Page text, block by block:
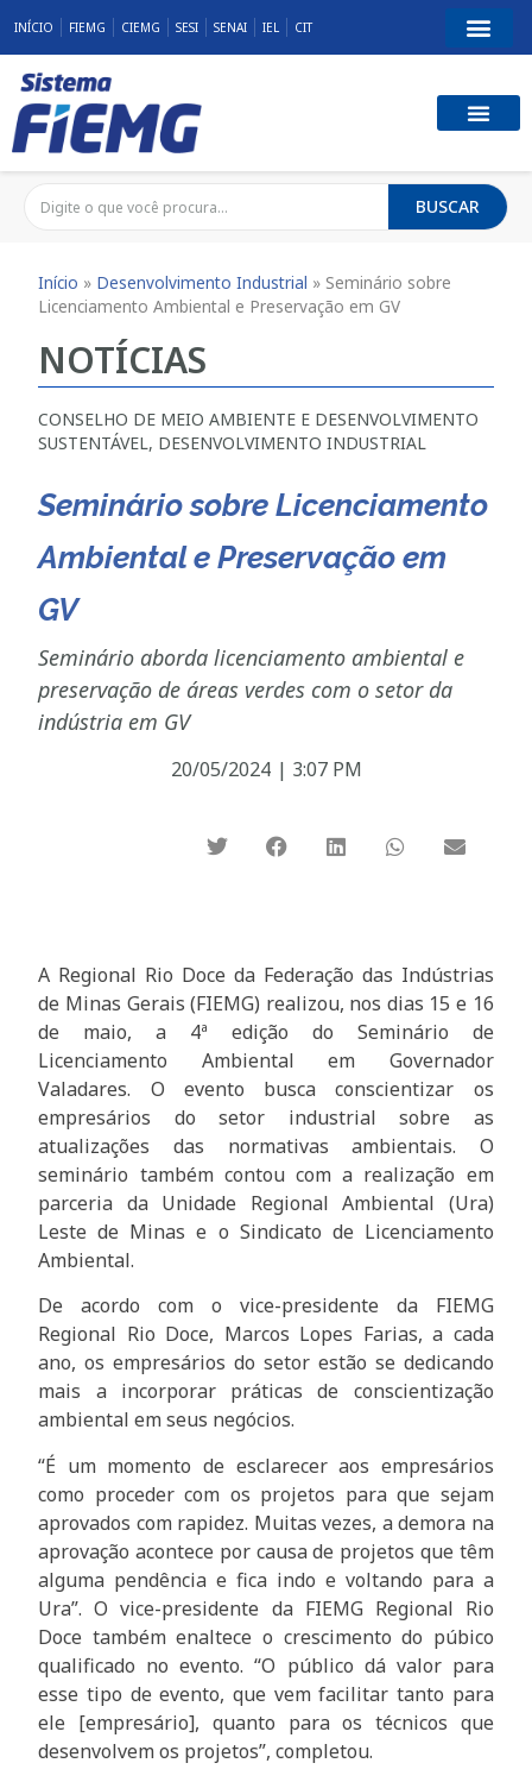
INÍCIO FIEMG CIEMG SESI SENAI IEL CIT
BUSCAR
Início » Desenvolvimento Industrial » Seminário sobre
Licenciamento Ambiental e Preservação em GV
NOTÍCIAS
CONSELHO DE MEIO AMBIENTE E DESENVOLVIMENTO
SUSTENTÁVEL, DESENVOLVIMENTO INDUSTRIAL
Seminário sobre Licenciamento
Ambiental e Preservação em
GV
Seminário aborda licenciamento ambiental e
preservação de áreas verdes com o setor da
indústria em GV
20/05/2024 | 3:07 PM
A Regional Rio Doce da Federação das Indústrias
de Minas Gerais (FIEMG) realizou, nos dias 15 e 16
de maio, a 4ª edição do Seminário de
Licenciamento Ambiental em Governador
Valadares. O evento busca conscientizar os
empresários do setor industrial sobre as
atualizações das normativas ambientais. O
seminário também contou com a realização em
parceria da Unidade Regional Ambiental (Ura)
Leste de Minas e o Sindicato de Licenciamento
Ambiental.
De acordo com o vice-presidente da FIEMG
Regional Rio Doce, Marcos Lopes Farias, a cada
ano, os empresários do setor estão se dedicando
mais a incorporar práticas de conscientização
ambiental em seus negócios.
“É um momento de esclarecer aos empresários
como proceder com os projetos para que sejam
aprovados com rapidez. Muitas vezes, a demora na
aprovação acontece por causa de projetos que têm
alguma pendência e fica indo e voltando para a
Ura”. O vice-presidente da FIEMG Regional Rio
Doce também enaltece o crescimento do púbico
qualificado no evento. “O público dá valor para
esse tipo de evento, que vem facilitar tanto para
ele [empresário], quanto para os técnicos que
desenvolvem os projetos”, completou.